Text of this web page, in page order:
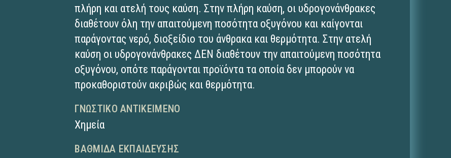
πλήρη και ατελή τους καύση. Στην πλήρη καύση, οι υδρογονάνθρακες
διαθέτουν όλη την απαιτούμενη ποσότητα οξυγόνου και καίγονται
παράγοντας νερό, διοξείδιο του άνθρακα και θερμότητα. Στην ατελή
καύση οι υδρογονάνθρακες ΔΕΝ διαθέτουν την απαιτούμενη ποσότητα
οξυγόνου, οπότε παράγονται προϊόντα τα οποία δεν μπορούν να
προκαθοριστούν ακριβώς και θερμότητα.
ΓΝΩΣΤΙΚΌ ΑΝΤΙΚΕΊΜΕΝΟ
Χημεία
ΒΑΘΜΊΔΑ ΕΚΠΑΊΔΕΥΣΗΣ